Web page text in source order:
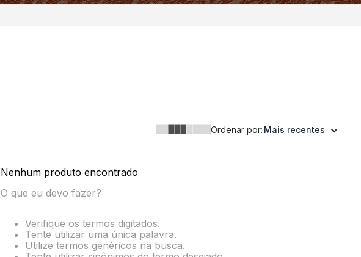
Ordenar por: Mais recentes
Nenhum produto encontrado
O que eu devo fazer?
Verifique os termos digitados.
Tente utilizar uma única palavra.
Utilize termos genéricos na busca.